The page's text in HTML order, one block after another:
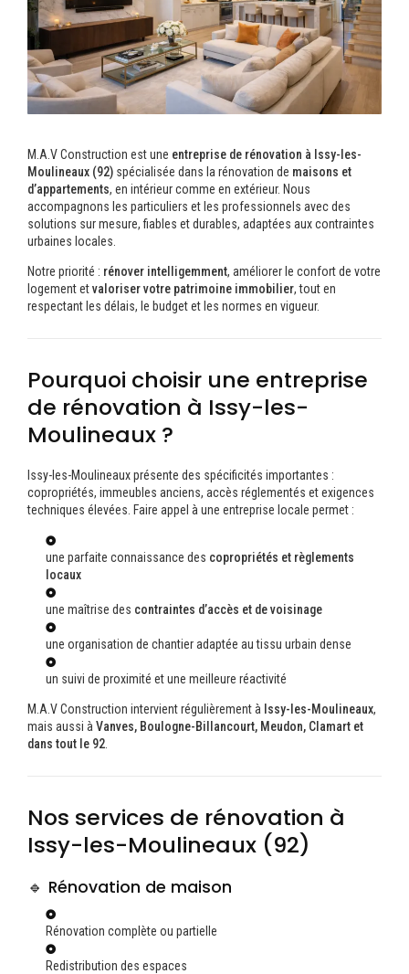
M.A.V Construction est une entreprise de rénovation à Issy-les-
Moulineaux (92) spécialisée dans la rénovation de maisons et
d’appartements, en intérieur comme en extérieur. Nous
accompagnons les particuliers et les professionnels avec des
solutions sur mesure, fiables et durables, adaptées aux contraintes
urbaines locales.
Notre priorité : rénover intelligemment, améliorer le confort de votre
logement etvaloriser votre patrimoine immobilier, tout en
respectant les délais, le budget et les normes en vigueur.
Pourquoi choisir une entreprise
de rénovation à Issy-les-
Moulineaux ?
Issy-les-Moulineaux présente des spécificités importantes :
copropriétés, immeubles anciens, accès réglementés et exigences
techniques élevées. Faire appel à une entreprise locale permet :
une parfaite connaissance des copropriétés et règlements
locaux
une maîtrise des contraintes d’accès et de voisinage
une organisation de chantier adaptée au tissu urbain dense
un suivi de proximité et une meilleure réactivité
M.A.V Construction intervient régulièrement à Issy-les-Moulineaux,
mais aussi à Vanves, Boulogne-Billancourt, Meudon, Clamart et
dans tout le 92
Nos services de rénovation à
Issy-les-Moulineaux (92)
🔹 Rénovation de maison
Rénovation complète ou partielle
Redistribution des espaces